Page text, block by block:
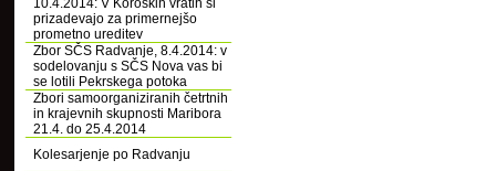
10.4.2014: V Koroških vratih si
prizadevajo za primernejšo
prometno ureditev
Zbor SČS Radvanje, 8.4.2014: v
sodelovanju s SČS Nova vas bi
se lotili Pekrskega potoka
Zbori samoorganiziranih četrtnih
in krajevnih skupnosti Maribora
21.4. do 25.4.2014
Kolesarjenje po Radvanju